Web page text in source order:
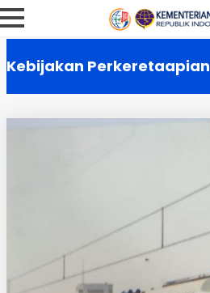
Kebijakan Perkeretaapian